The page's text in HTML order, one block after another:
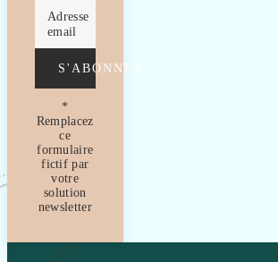
Adresse
email
S'ABONNER
*
Remplacez
ce
formulaire
fictif par
votre
solution
newsletter